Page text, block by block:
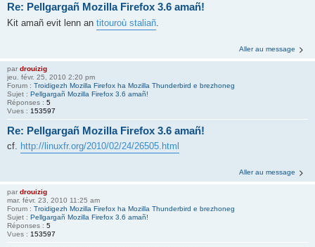
Re: Pellgargañ Mozilla Firefox 3.6 amañ!
Kit amañ evit lenn an titouroù staliañ
Aller au message
par drouizig
jeu. févr. 25, 2010 2:20 pm
Forum : Troidigezh Mozilla Firefox ha Mozilla Thunderbird e brezhoneg
Sujet : Pellgargañ Mozilla Firefox 3.6 amañ!
Réponses : 5
Vues : 153597
Re: Pellgargañ Mozilla Firefox 3.6 amañ!
cf. http://linuxfr.org/2010/02/24/26505.html
Aller au message
par drouizig
mar. févr. 23, 2010 11:25 am
Forum : Troidigezh Mozilla Firefox ha Mozilla Thunderbird e brezhoneg
Sujet : Pellgargañ Mozilla Firefox 3.6 amañ!
Réponses : 5
Vues : 153597